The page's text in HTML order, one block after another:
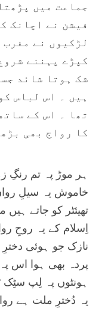
جماعت ميں
فيشن نے اچانک
لڑکيوں نے
کپڑے پہننے
شک ہوتا شائد
ہيں ۔ اس لباس
تھا ۔ اس کے
کا رواج بھی
ہر موڑ پہ تم رنگِ
خاموش يہ سيلِ
تھيئٹر کو جاتے
اِسلام کے يہ روحِ
نازک جو ہوئی
پردہ بھی ہوا اس
ہونٹوں پہ لِپ سٹِک
يہ دُخترِ ملت ہے